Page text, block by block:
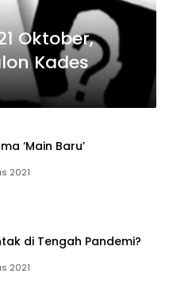
Oktober,
Kades
‘Main Baru’
2021
Pilkades Serentak di Tengah Pandemi?
2021